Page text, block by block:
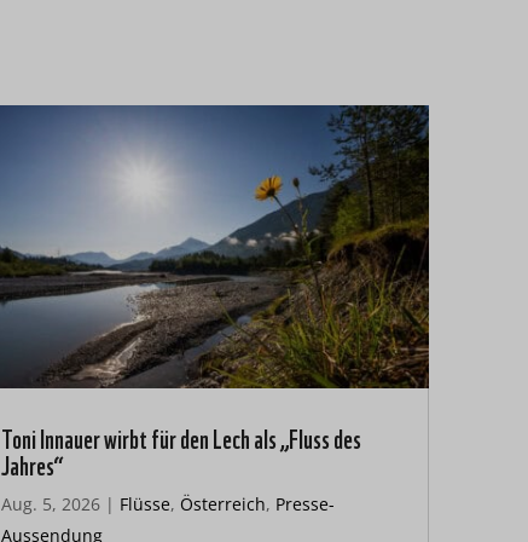
Toni Innauer wirbt für den Lech als „Fluss des
Jahres“
Aug. 5, 2026| Flüsse, Österreich, Presse-
Aussendung